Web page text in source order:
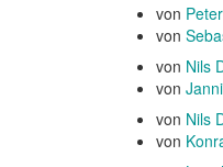
von
von
von Nils
von
von Nils
von